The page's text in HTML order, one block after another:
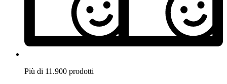
Più di 11.900 prodotti